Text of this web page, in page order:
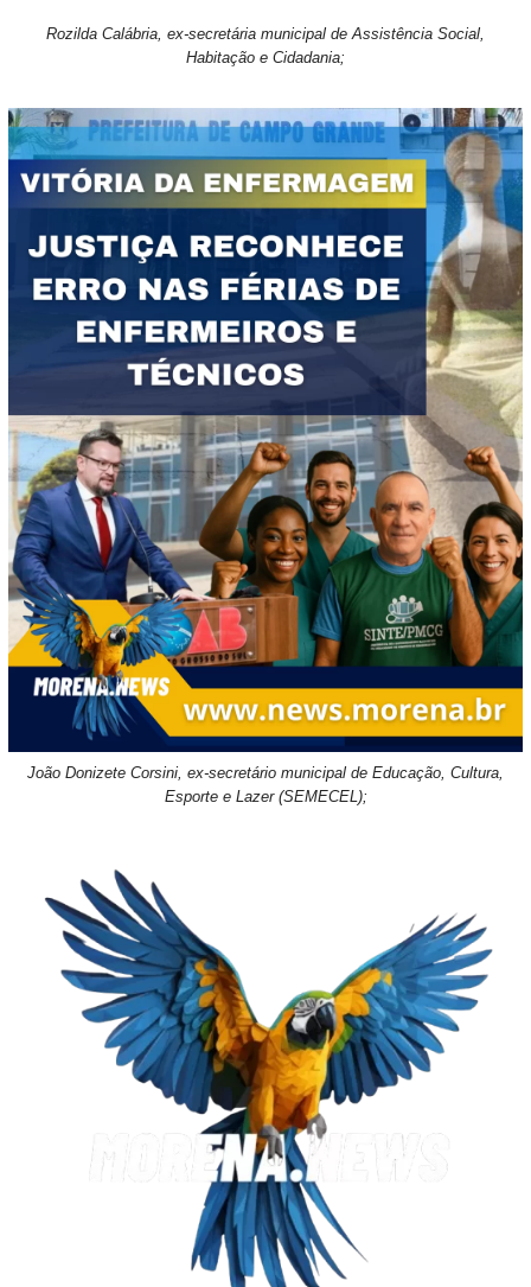
Rozilda Calábria, ex-secretária municipal de Assistência Social,
Habitação e Cidadania;
João Donizete Corsini, ex-secretário municipal de Educação, Cultura,
Esporte e Lazer (SEMECEL);